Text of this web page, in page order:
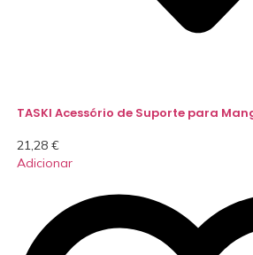
TASKI Acessório de Suporte para
21,28 €
Adicionar